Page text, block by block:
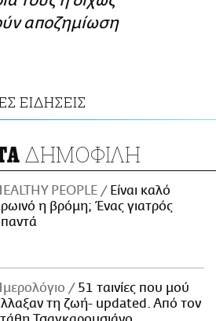
αποζημίωση
ΕΙΔΗΣΕΙΣ
ΔΗΜΟΦΙΛΗ
PEOPLE
Είναι καλό
η βρόμη; Ένας γιατρός
51 ταινίες που μού
τη ζωή- updated. Aπό τον